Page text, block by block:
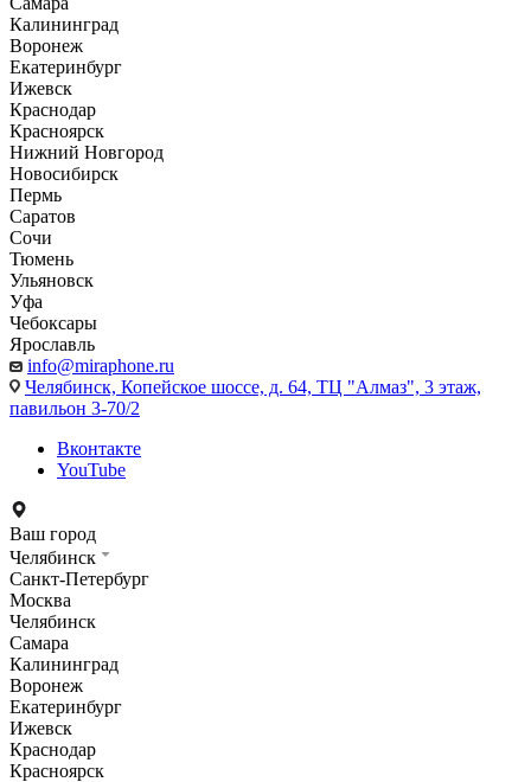
Калининград
Воронеж
Екатеринбург
Ижевск
Краснодар
Красноярск
Нижний Новгород
Новосибирск
Пермь
Саратов
Сочи
Тюмень
Ульяновск
Уфа
Чебоксары
Ярославль
info@miraphone.ru
Челябинск, Копейское шоссе, д. 64, ТЦ "Алмаз", 3 этаж,
павильон 3-70/2
Вконтакте
YouTube
Ваш город
Челябинск
Санкт-Петербург
Москва
Челябинск
Самара
Калининград
Воронеж
Екатеринбург
Ижевск
Краснодар
Красноярск